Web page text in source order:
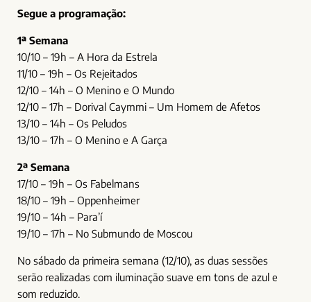
Segue a programação:
1ª Semana
10/10 – 19h – A Hora da Estrela
11/10 – 19h – Os Rejeitados
12/10 – 14h – O Menino e O Mundo
12/10 – 17h – Dorival Caymmi – Um Homem de Afetos
13/10 – 14h – Os Peludos
13/10 – 17h – O Menino e A Garça
2ª Semana
17/10 – 19h – Os Fabelmans
18/10 – 19h – Oppenheimer
19/10 – 14h – Para’í
19/10 – 17h – No Submundo de Moscou
No sábado da primeira semana (12/10), as duas sessões
serão realizadas com iluminação suave em tons de azul e
som reduzido.